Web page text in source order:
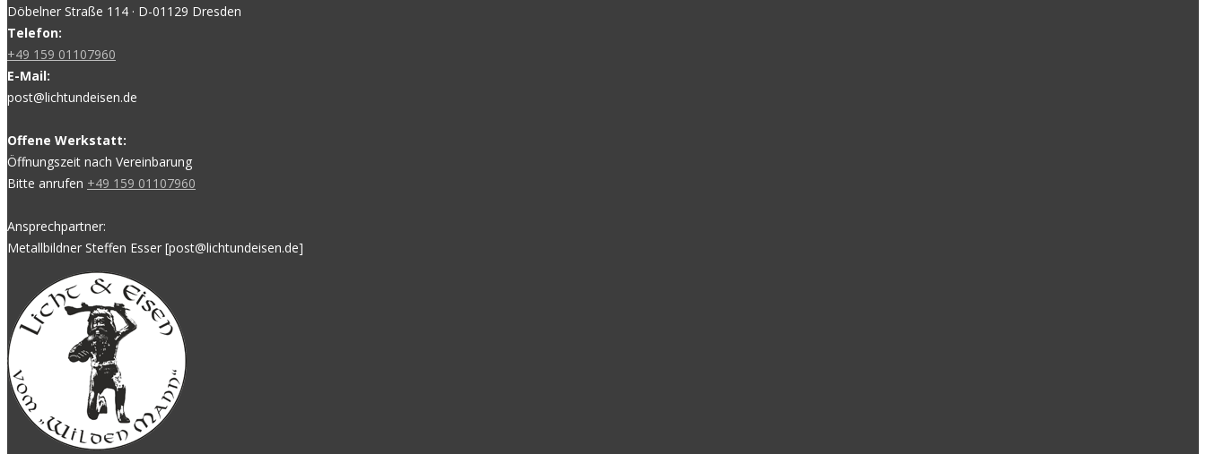
Döbelner Straße 114 · D-01129 Dresden
Telefon:
+49 159 01107960
E-Mail:
post@lichtundeisen.de
Offene Werkstatt:
Öffnungszeit nach Vereinbarung
Bitte anrufen +49 159 01107960
Ansprechpartner:
Metallbildner Steffen Esser [post@lichtundeisen.de]